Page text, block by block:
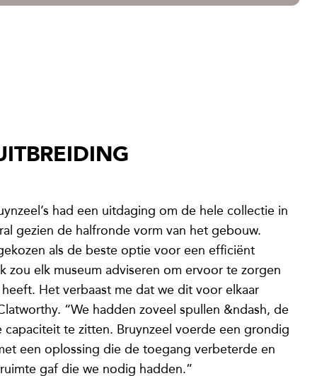
had een uitdaging om de hele collectie in
gezien de halfronde vorm van het gebouw.
als de beste optie voor een efficiënt
zou elk museum adviseren om ervoor te zorgen
Het verbaast me dat we dit voor elkaar
“We hadden zoveel spullen &ndash, de
capaciteit te zitten. Bruynzeel voerde een grondig
een oplossing die de toegang verbeterde en
gaf die we nodig hadden.”